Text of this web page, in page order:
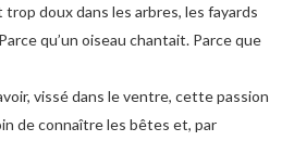
doux dans les arbres, les fayards
qu’un oiseau chantait. Parce que
vissé dans le ventre, cette passion
de connaître les bêtes et, par